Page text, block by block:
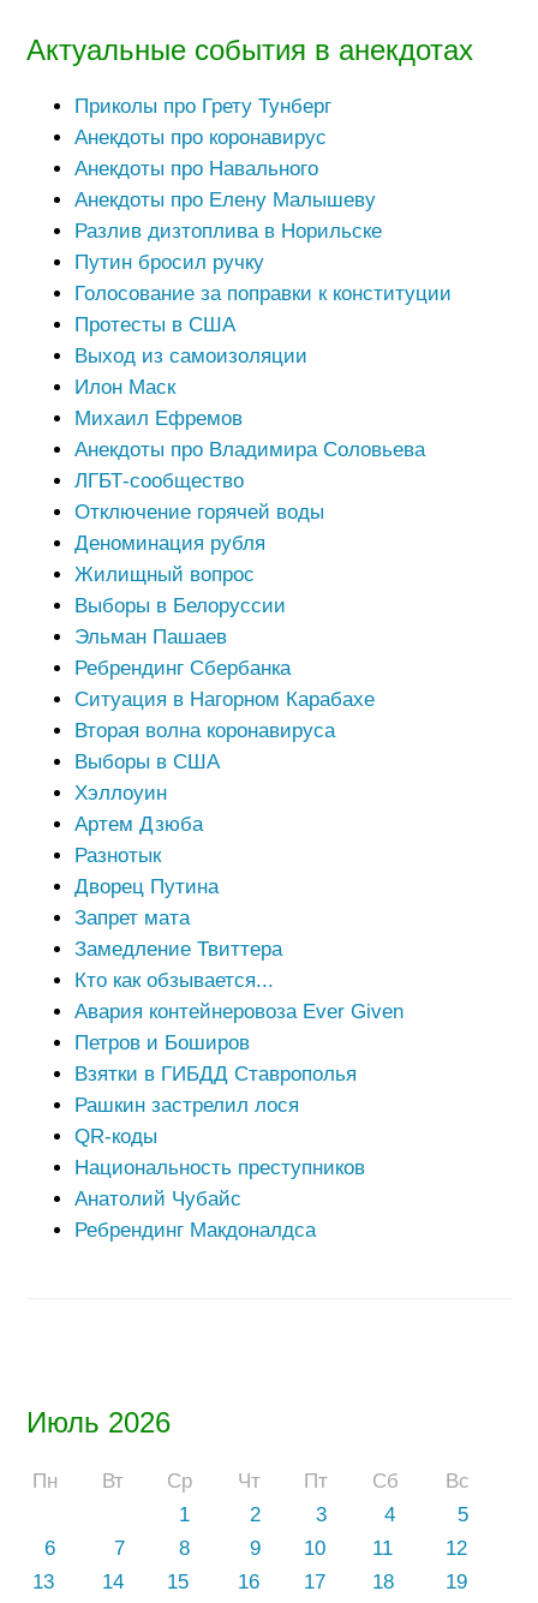
Июль 2026
Пн Вт Ср Чт Пт Сб
Вс
1
2 3 4
5
6
7 8 9 10 11
12
13
14 15 16 17 18
19
Актуальные события в анекдотах
Приколы про Грету Тунберг
Анекдоты про коронавирус
Анекдоты про Навального
Анекдоты про Елену Малышеву
Разлив дизтоплива в Норильске
Путин бросил ручку
Голосование за поправки к конституции
Протесты в США
Выход из самоизоляции
Илон Маск
Михаил Ефремов
Анекдоты про Владимира Соловьева
ЛГБТ-сообщество
Отключение горячей воды
Деноминация рубля
Жилищный вопрос
Выборы в Белоруссии
Эльман Пашаев
Ребрендинг Сбербанка
Ситуация в Нагорном Карабахе
Вторая волна коронавируса
Выборы в США
Хэллоуин
Артем Дзюба
Разнотык
Дворец Путина
Запрет мата
Замедление Твиттера
Кто как обзывается...
Авария контейнеровоза Ever Given
Петров и Боширов
Взятки в ГИБДД Ставрополья
Рашкин застрелил лося
QR-коды
Национальность преступников
Анатолий Чубайс
Ребрендинг Макдоналдса